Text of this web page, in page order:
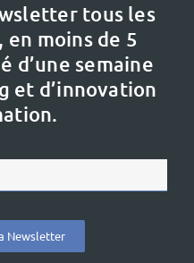
tous les
en moins de 5
d’une semaine
et d’innovation
Newsletter